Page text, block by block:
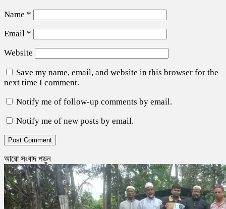
Name *
Email *
Website
Save my name, email, and website in this browser for the
next time I comment.
Notify me of follow-up comments by email.
Notify me of new posts by email.
আরো সংবাদ পড়ুন